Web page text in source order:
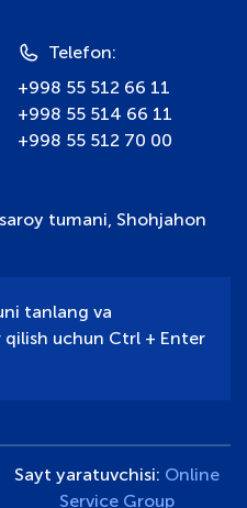
Telefon:
+998 55 512 66 11
+998 55 514 66 11
+998 55 512 70 00
tumani, Shohjahon
tanlang va
uchun Ctrl + Enter
Sayt yaratuvchisi: Online
Service Group